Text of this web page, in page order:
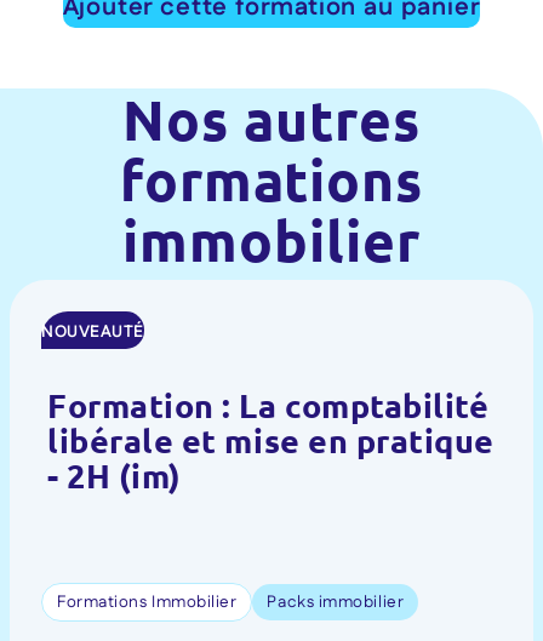
Ajouter cette formation au panier
Nos autres
formations
immobilier
NOUVEAUTÉ
Formation : La comptabilité
libérale et mise en pratique
- 2H (im)
Formations Immobilier Packs immobilier